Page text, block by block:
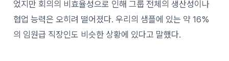
었지만 회의의 비효율성으로 인해 그룹 전체의 생산성이나
협업 능력은 오히려 떨어졌다. 우리의 샘플에 있는 약 16%
의 임원급 직장인도 비슷한 상황에 있다고 말했다.